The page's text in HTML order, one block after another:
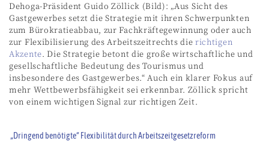
Dehoga-Präsident Guido Zöllick (Bild): „Aus Sicht des
Gastgewerbes setzt die Strategie mit ihren Schwerpunkten
zum Bürokratieabbau, zur Fachkräftegewinnung oder auch
zur Flexibilisierung des Arbeitszeitrechts die richtigen
Akzente. Die Strategie betont die große wirtschaftliche und
gesellschaftliche Bedeutung des Tourismus und
insbesondere des Gastgewerbes.“ Auch ein klarer Fokus auf
mehr Wettbewerbsfähigkeit sei erkennbar. Zöllick spricht
von einem wichtigen Signal zur richtigen Zeit.
„Dringend benötigte“ Flexibilität durch Arbeitszeitgesetzreform